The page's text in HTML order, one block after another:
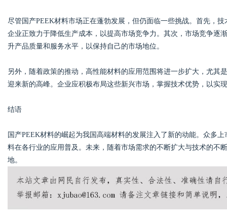
尽管国产PEEK材料市场正在蓬勃发展，但仍面临一些挑战。首先，
企业正致力于降低生产成本，以提高市场竞争力。其次，市场竞争逐
升产品质量和服务水平，以保持自己的市场地位。
另外，随着政策的推动，高性能材料的应用范围将进一步扩大，尤其
迎来新的高峰。企业应积极布局这些新兴市场，掌握技术优势，以实
结语
国产PEEK材料的崛起为我国高端材料的发展注入了新的动能。众多
料在各行业的应用普及。未来，随着市场需求的不断扩大与技术的不
地。